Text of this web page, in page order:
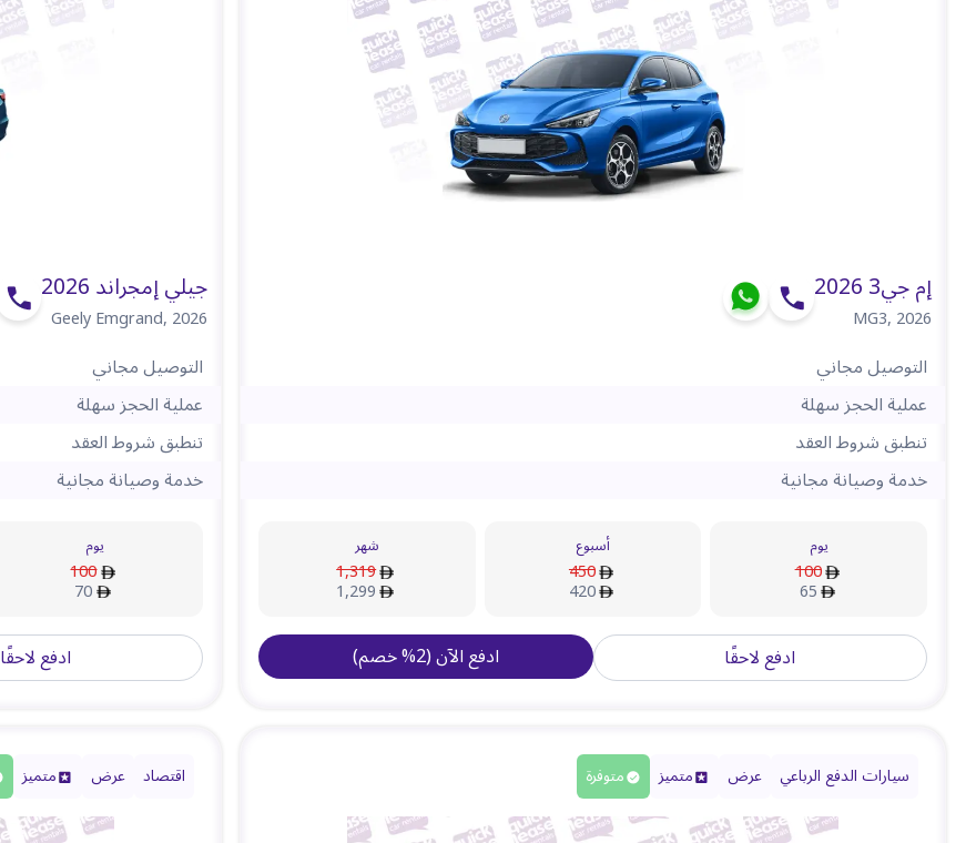
إم جي3 2026
MG3,2026
التوصيل مجاني
عملية الحجز سهلة
تنطبق شروط العقد
خدمة وصيانة مجانية
يوم
100
65
أسبوع
450
420
شهر
1,319
1,299
ادفع لاحقًا ادفع الآن(
2
%خصم)
جيلي إمجراند 2026
Geely Emgrand,2026
التوصيل مجاني
عملية الحجز سهلة
تنطبق شروط العقد
خدمة وصيانة مجانية
يوم
100
70
ادفع لاحقًا
سيارات الدفع الرباعي عرض متميز متوفرة اقتصاد عرض متميز